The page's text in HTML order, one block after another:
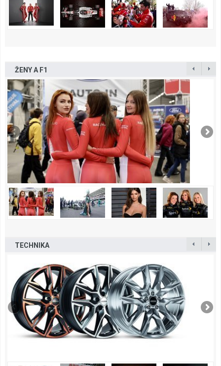
ŽENY A F1
TECHNIKA